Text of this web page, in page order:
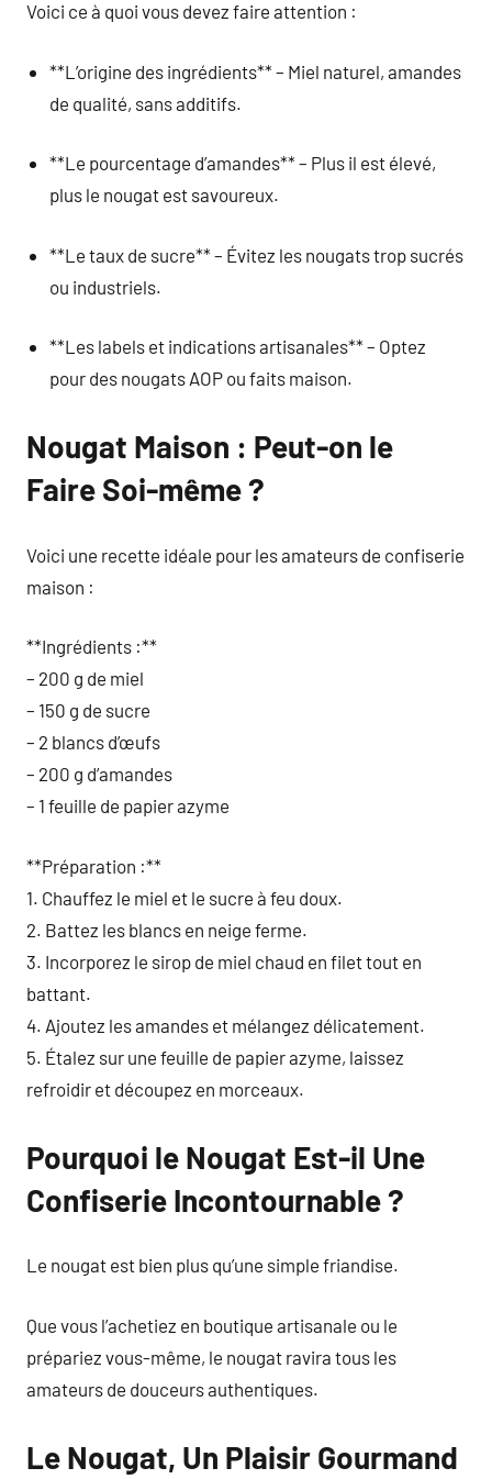
Voici ce à quoi vous devez faire attention :
**L’origine des ingrédients** – Miel naturel, amandes
de qualité, sans additifs.
**Le pourcentage d’amandes** – Plus il est élevé,
plus le nougat est savoureux.
**Le taux de sucre** – Évitez les nougats trop sucrés
ou industriels.
**Les labels et indications artisanales** – Optez
pour des nougats AOP ou faits maison.
Nougat Maison : Peut-on le
Faire Soi-même ?
Voici une recette idéale pour les amateurs de confiserie
maison :
**Ingrédients :**
– 200 g de miel
– 150 g de sucre
– 2 blancs d’œufs
– 200 g d’amandes
– 1 feuille de papier azyme
**Préparation :**
1. Chauffez le miel et le sucre à feu doux.
2. Battez les blancs en neige ferme.
3. Incorporez le sirop de miel chaud en filet tout en
battant.
4. Ajoutez les amandes et mélangez délicatement.
5. Étalez sur une feuille de papier azyme, laissez
refroidir et découpez en morceaux.
Pourquoi le Nougat Est-il Une
Confiserie Incontournable ?
Le nougat est bien plus qu’une simple friandise.
Que vous l’achetiez en boutique artisanale ou le
prépariez vous-même, le nougat ravira tous les
amateurs de douceurs authentiques.
Le Nougat, Un Plaisir Gourmand